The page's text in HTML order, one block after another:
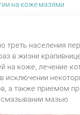
на коже мазями
треть населения
в жизни
на коже, лечение
исключении
а также приемом
смазывании мазью.